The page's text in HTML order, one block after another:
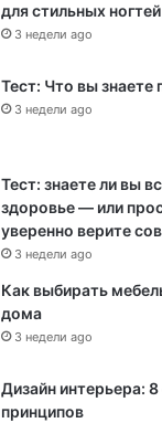
для стильных ногтей
3 недели ago
Тест: Что вы
3 недели ago
Тест: знаете ли вы
здоровье — или
уверенно верите
3 недели ago
Как выбирать
дома
3 недели ago
Дизайн интерьера:
принципов